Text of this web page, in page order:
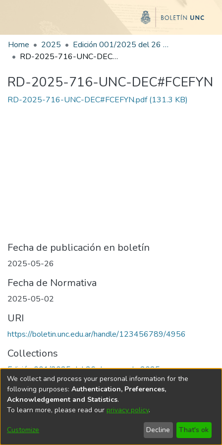
Home 2025
Edición 001/2025 del 26 de mayo de 2025
RD-2025-716-UNC-DEC#FCEFYN
RD-2025-716-UNC-DEC#FCEFYN
RD-2025-716-UNC-DEC#FCEFYN.pdf(131.3 KB)
Fecha de publicación en boletín
2025-05-26
Fecha de Normativa
2025-05-02
URI
https://boletin.unc.edu.ar/handle/123456789/4956
Collections
Edición 001/2025 del 26 de mayo de 2025
Universidad Nacional de Córdoba
We collect and process your personal information for the
following purposes: Authentication, Preferences,
Acknowledgement and Statistics.
To learn more, please read our privacy policy.
Customize Decline That's ok